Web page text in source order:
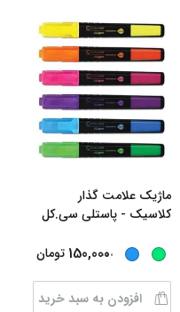
ماژیک علامت گذار
کلاسیک - پاستلی سی.کل
...
150,000 تومان
افزودن به سبد خرید